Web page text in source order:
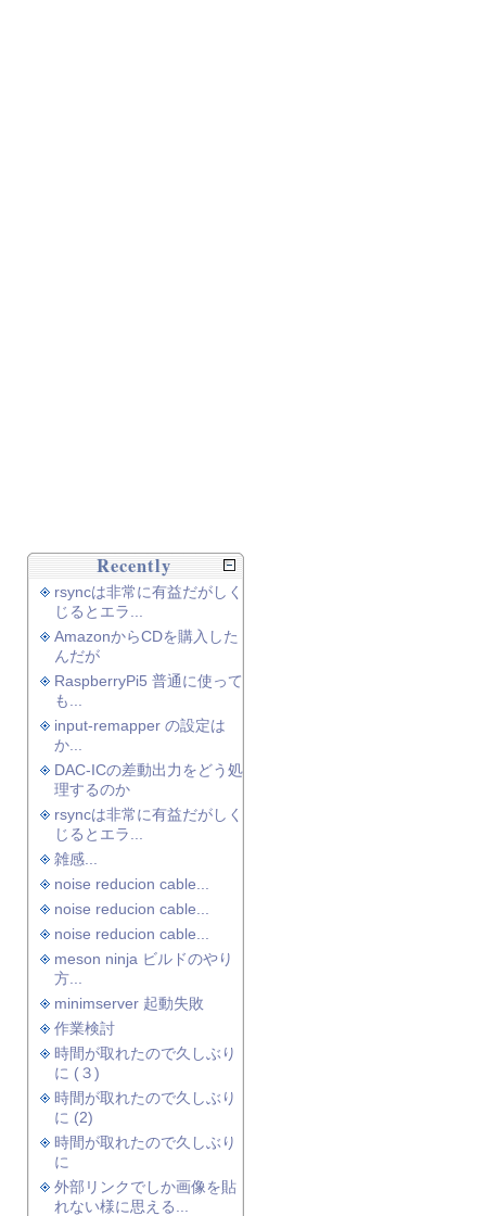
Recently
rsyncは非常に有益だがしく
じるとエラ...
AmazonからCDを購入した
んだが
RaspberryPi5 普通に使って
も...
input-remapper の設定は
か...
DAC-ICの差動出力をどう処
理するのか
rsyncは非常に有益だがしく
じるとエラ...
雑感...
noise reducion cable...
noise reducion cable...
noise reducion cable...
meson ninja ビルドのやり
方...
minimserver 起動失敗
作業検討
時間が取れたので久しぶり
に (３)
時間が取れたので久しぶり
に (2)
時間が取れたので久しぶり
に
外部リンクでしか画像を貼
れない様に思える...